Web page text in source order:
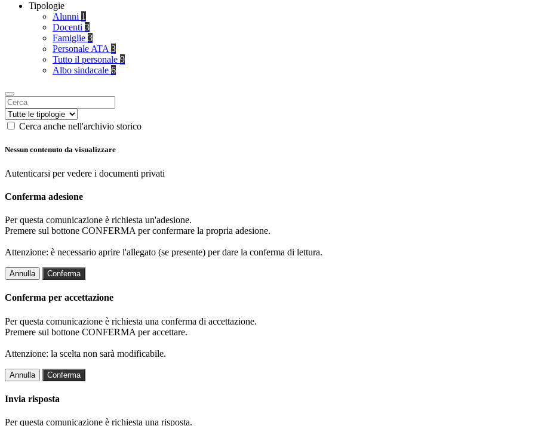
Tipologie
Alunni 1
Docenti 3
Famiglie 3
Personale ATA 3
Tutto il personale 9
Albo sindacale 6
Cerca anche nell'archivio storico
Nessun contenuto da visualizzare
Autenticarsi per vedere i documenti privati
Conferma adesione
Per questa comunicazione è richiesta un'adesione.
Premere sul bottone CONFERMA per confermare la propria adesione.
Attenzione: è necessario aprire l'allegato (se presente) per dare la conferma di lettura.
Annulla Conferma
Conferma per accettazione
Per questa comunicazione è richiesta una conferma di accettazione.
Premere sul bottone CONFERMA per accettare.
Attenzione: la scelta non sarà modificabile.
Annulla Conferma
Invia risposta
Per questa comunicazione è richiesta una risposta.